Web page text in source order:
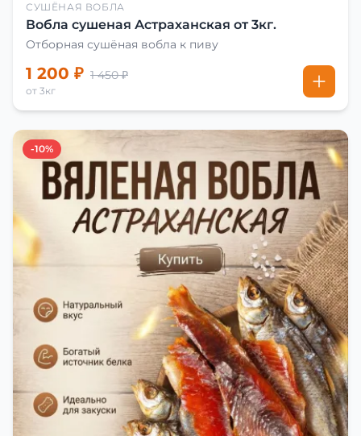
СУШЁНАЯ ВОБЛА
Вобла сушеная Астраханская от 3кг.
Отборная сушёная вобла к пиву
1 200 ₽ 1 450 ₽
от 3кг
-10%